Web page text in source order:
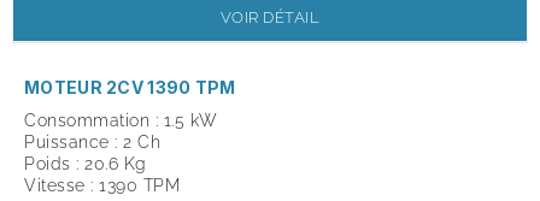
VOIR DÉTAIL
MOTEUR 2CV 1390 TPM
Consommation : 1.5 kW
Puissance : 2 Ch
Poids : 20.6 Kg
Vitesse : 1390 TPM